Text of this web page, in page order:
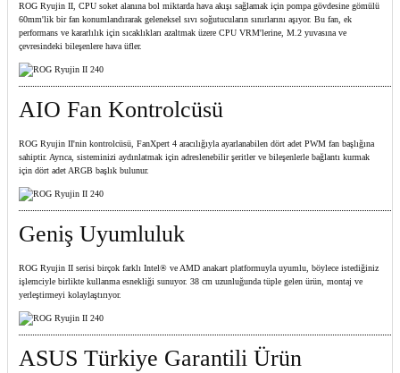
ROG Ryujin II, CPU soket alanına bol miktarda hava akışı sağlamak için pompa gövdesine gömülü
60mm'lik bir fan konumlandırarak geleneksel sıvı soğutucuların sınırlarını aşıyor. Bu fan, ek
performans ve kararlılık için sıcaklıkları azaltmak üzere CPU VRM'lerine, M.2 yuvasına ve
çevresindeki bileşenlere hava üfler.​
AIO Fan Kontrolcüsü
ROG Ryujin II'nin kontrolcüsü, FanXpert 4 aracılığıyla ayarlanabilen dört adet PWM fan başlığına
sahiptir. Ayrıca, sisteminizi aydınlatmak için adreslenebilir şeritler ve bileşenlerle bağlantı kurmak
için dört adet ARGB başlık bulunur.
Geniş Uyumluluk
ROG Ryujin II serisi birçok farklı Intel® ve AMD anakart platformuyla uyumlu, böylece istediğiniz
işlemciyle birlikte kullanma esnekliği sunuyor. 38 cm uzunluğunda tüple gelen ürün, montaj ve
yerleştirmeyi kolaylaştırıyor.
ASUS Türkiye Garantili Ürün